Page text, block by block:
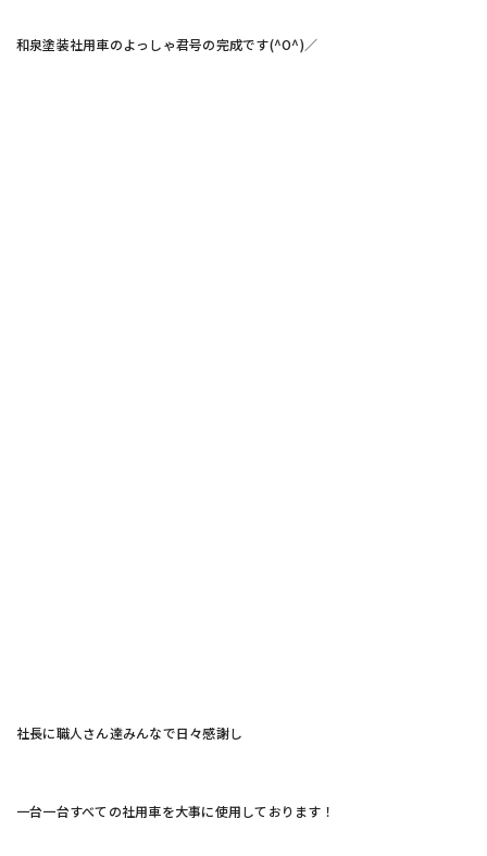
和泉塗装社用車のよっしゃ君号の完成です(^O^)／
社長に職人さん達みんなで日々感謝し
一台一台すべての社用車を大事に使用しております！